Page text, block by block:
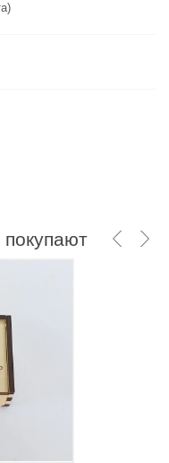
указан вес золота)
если нет в наличии
грн